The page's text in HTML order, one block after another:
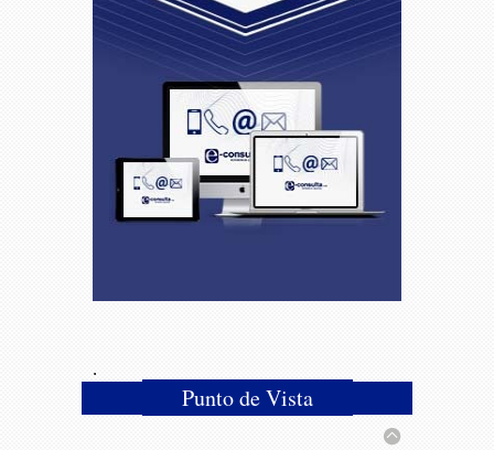
10:36
Cláusulas ilegales en pólizas de
seguro: lo que las aseguradoras no
quieren que sepas
¿Qué zona de Puerto
Escondido te conviene? Guía rápida
según tu plan: playa, comida,
tranquilidad o conectividad
14:59
Descubre Mina Clavero: Ríos
la preventa en Argentina
.
Punto de Vista(solapa activa)